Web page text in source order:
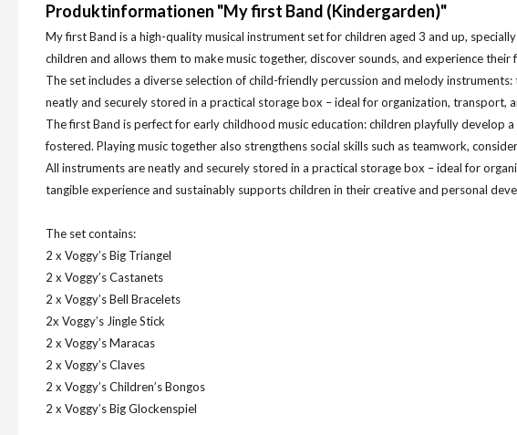
Produktinformationen "My first Band (Kindergarden)"
My first Band is a high-quality musical instrument set for children aged 3 and up,
children and allows them to make music together, discover sounds, and experience their
The set includes a diverse selection of child-friendly percussion and melody
neatly and securely stored in a practical storage box – ideal for organization, transport,
The first Band is perfect for early childhood music education: children playfully develop
fostered. Playing music together also strengthens social skills such as teamwork,
All instruments are neatly and securely stored in a practical storage box – ideal for
tangible experience and sustainably supports children in their creative and personal
The set contains:
2 x Voggy’s Big Triangel
2 x Voggy’s Castanets
2 x Voggy’s Bell Bracelets
2x Voggy’s Jingle Stick
2 x Voggy’s Maracas
2 x Voggy’s Claves
2 x Voggy’s Children’s Bongos
2 x Voggy’s Big Glockenspiel